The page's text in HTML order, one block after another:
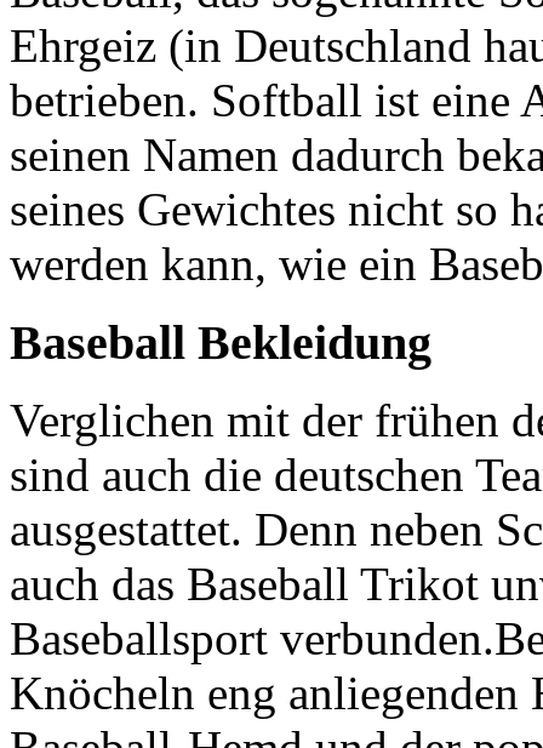
Ehrgeiz (in Deutschland
betrieben. Softball ist eine
seinen Namen dadurch
seines Gewichtes nicht so
werden kann, wie ein
Baseball Bekleidung
Verglichen mit der frühen
sind auch die deutschen
ausgestattet. Denn neben
auch das Baseball Trikot
Baseballsport
Knöcheln eng anliegenden